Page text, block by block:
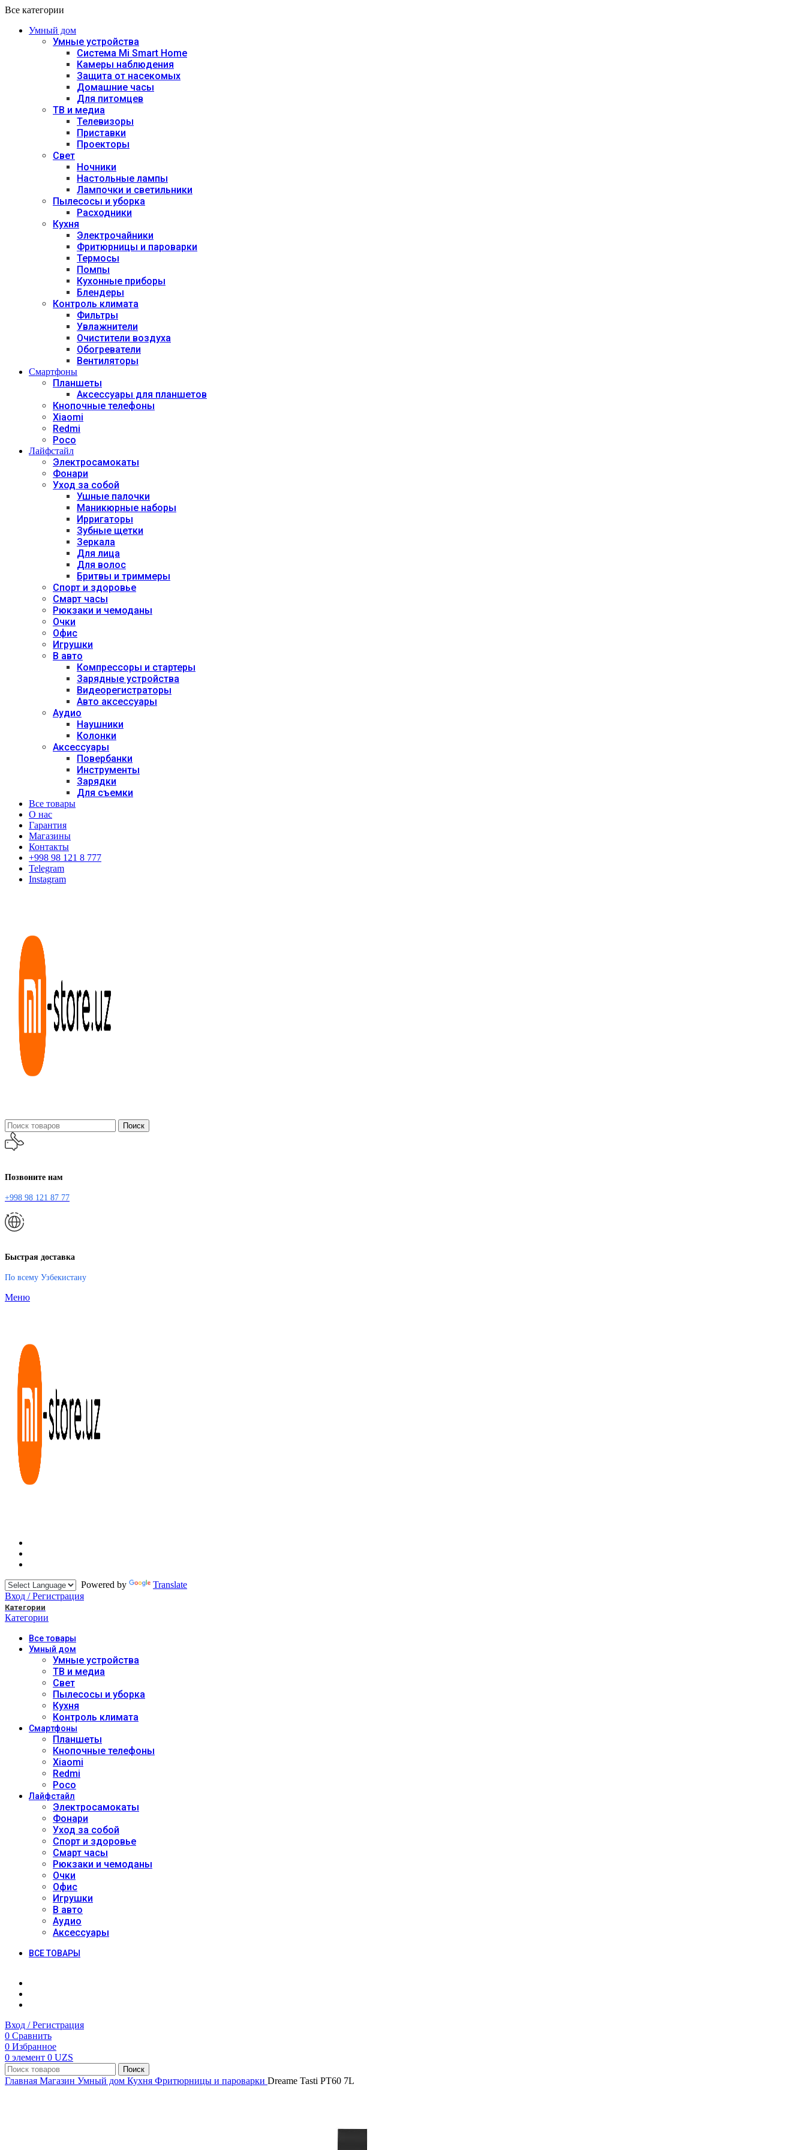
Все категории
Умный дом
Умные устройства
Система Mi Smart Home
Камеры наблюдения
Защита от насекомых
Домашние часы
Для питомцев
ТВ и медиа
Телевизоры
Приставки
Проекторы
Свет
Ночники
Настольные лампы
Лампочки и светильники
Пылесосы и уборка
Расходники
Кухня
Электрочайники
Фритюрницы и пароварки
Термосы
Помпы
Кухонные приборы
Блендеры
Контроль климата
Фильтры
Увлажнители
Очистители воздуха
Обогреватели
Вентиляторы
Смартфоны
Планшеты
Аксессуары для планшетов
Кнопочные телефоны
Xiaomi
Redmi
Poco
Лайфстайл
Электросамокаты
Фонари
Уход за собой
Ушные палочки
Маникюрные наборы
Ирригаторы
Зубные щетки
Зеркала
Для лица
Для волос
Бритвы и триммеры
Спорт и здоровье
Смарт часы
Рюкзаки и чемоданы
Очки
Офис
Игрушки
В авто
Компрессоры и стартеры
Зарядные устройства
Видеорегистраторы
Авто аксессуары
Аудио
Наушники
Колонки
Аксессуары
Повербанки
Инструменты
Зарядки
Для съемки
Все товары
О нас
Гарантия
Магазины
Контакты
+998 98 121 8 777
Telegram
Instagram
Поиск
Позвоните нам
+998 98 121 87 77
Быстрая доставка
По всему Узбекистану
Меню
Powered by
Translate
Вход / Регистрация
Категории
Категории
Всетовары
Умный дом
Умные устройства
ТВ и медиа
Свет
Пылесосы и уборка
Кухня
Контроль климата
Смартфоны
Планшеты
Кнопочные телефоны
Xiaomi
Redmi
Poco
Лайфстайл
Электросамокаты
Фонари
Уход за собой
Спорт и здоровье
Смарт часы
Рюкзаки и чемоданы
Очки
Офис
Игрушки
В авто
Аудио
Аксессуары
ВСЕ ТОВАРЫ
Вход / Регистрация
0 Сравнить
0 Избранное
0 элемент 0 UZS
Поиск
Главная Магазин Умный дом Кухня Фритюрницы и пароварки Dreame Tasti PT60 7L